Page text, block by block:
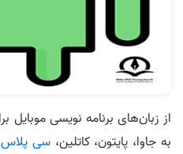
از زبان‌های برنامه‌ نویسی
به جاوا، پایتون، کاتلین،سی